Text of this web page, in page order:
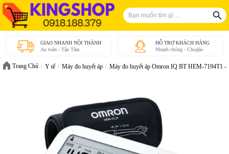
GIAO NHANH NỘI THÀNH
An toàn - Tận Tâm
HỖ TRỢ KHÁCH HÀNG
Nhanh chóng - Chu₫áo
Trang Chủ Y tế Máy đo huyết áp Máy đo huyết áp Omron IQ BT HEM-7194T1 -